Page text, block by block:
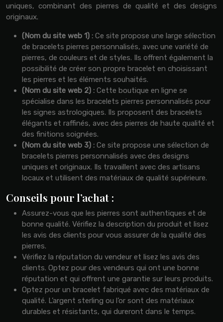
uniques, combinant des pierres de qualité et des designs
originaux.
(Nom du site web 1) : Ce site propose une large sélection
de bracelets pierres personnalisés, avec une variété de
pierres, de couleurs et de styles. Ils offrent également la
possibilité de créer son propre bracelet en choisissant
les pierres et les éléments souhaités.
(Nom du site web 2) : Cette boutique en ligne se
spécialise dans les bracelets pierres personnalisés pour
les signes astrologiques. Ils proposent des bracelets
élégants et raffinés, avec des pierres de haute qualité et
des finitions soignées.
(Nom du site web 3) : Ce site propose une sélection de
bracelets pierres personnalisés avec des designs
uniques et originaux. Ils travaillent avec des artisans
locaux et utilisent des matériaux de qualité supérieure.
Conseils pour l’achat :
Assurez-vous que les pierres sont authentiques et de
bonne qualité. Vérifiez la description du produit et lisez
les avis des clients pour vous assurer de la qualité des
pierres.
Vérifiez la réputation du vendeur et lisez les avis des
clients. Optez pour des vendeurs qui ont une bonne
réputation et qui offrent une garantie sur leurs produits.
Optez pour un bracelet fabriqué avec des matériaux de
qualité. L’argent sterling ou l’or sont des matériaux
durables et résistants, qui dureront dans le temps.